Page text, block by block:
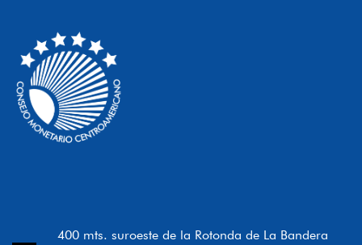
400 mts. suroeste de la Rotonda de La Bandera